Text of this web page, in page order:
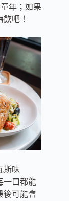
年；如果
吧！
斯味
一口都能
後可能會